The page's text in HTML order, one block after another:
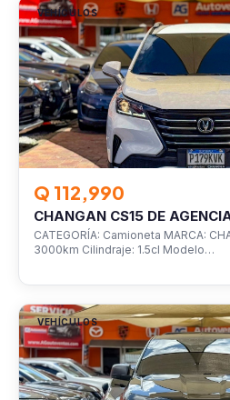
VEHÍCULOS
Q 112,990
CHANGAN CS15 DE
CATEGORÍA: Camioneta MARCA:
3000km Cilindraje: 1.5cl Modelo…
VEHÍCULOS